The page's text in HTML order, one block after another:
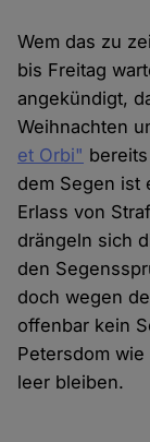
Wem das zu
bis Freitag
angekündigt,
Weihnachten
et Orbi"
dem Segen ist
Erlass von
drängeln sich
den
doch wegen
offenbar kein
Petersdom
leer bleiben.